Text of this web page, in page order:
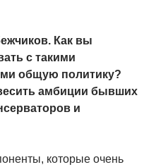
Как вы
с такими
общую политику?
амбиции бывших
и
которые очень